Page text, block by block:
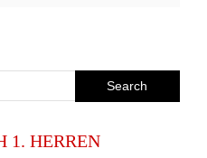
1. HERREN